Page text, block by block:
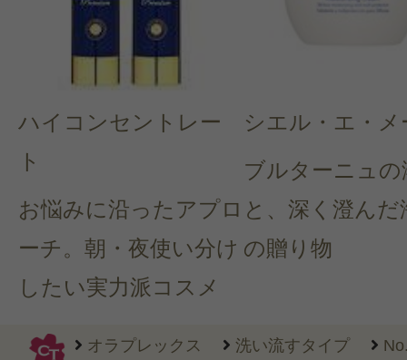
ハイコンセントレー
ト
お悩みに沿ったアプロ
ーチ。朝・夜使い分け
したい実力派コスメ
シエル・エ・メ
ブルターニュの
と、深く澄んだ
の贈り物
オラプレックス 洗い流すタイプ